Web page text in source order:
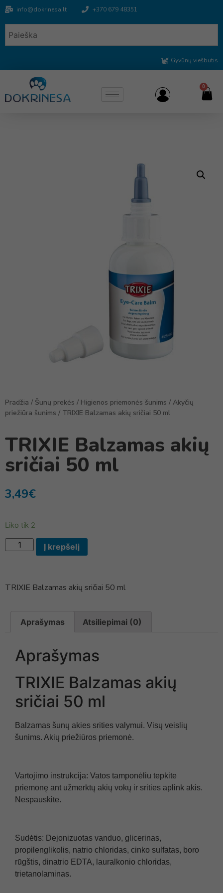
info@dokrinesa.lt +370 679 48351
Gyvūnų viešbutis
0
Pradžia / Šunų prekės / Higienos priemonės šunims / Akyčių
priežiūra šunims / TRIXIE Balzamas akių sričiai 50 ml
TRIXIE Balzamas akių
sričiai 50 ml
3,49€
Liko tik 2
Į krepšelį
TRIXIE Balzamas akių sričiai 50 ml
Aprašymas Atsiliepimai (0)
Aprašymas
TRIXIE Balzamas akių
sričiai 50 ml
Balzamas šunų akies srities valymui. Visų veislių
šunims. Akių priežiūros priemonė.
Vartojimo instrukcija: Vatos tamponėliu tepkite
priemonę ant užmerktų akių vokų ir srities aplink akis.
Nespauskite.
Sudėtis: Dejonizuotas vanduo, glicerinas,
propilenglikolis, natrio chloridas, cinko sulfatas, boro
rūgštis, dinatrio EDTA, lauralkonio chloridas,
trietanolaminas.